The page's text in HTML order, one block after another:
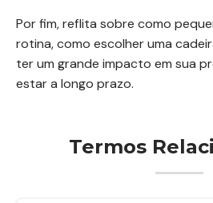
Por fim, reflita sobre como
rotina, como escolher uma
ter um grande impacto em sua
estar a longo prazo.
Termos